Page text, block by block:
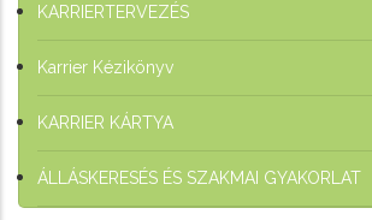
KARRIERTERVEZÉS
Karrier Kézikönyv
KARRIER KÁRTYA
ÁLLÁSKERESÉS ÉS SZAKMAI GYAKORLAT